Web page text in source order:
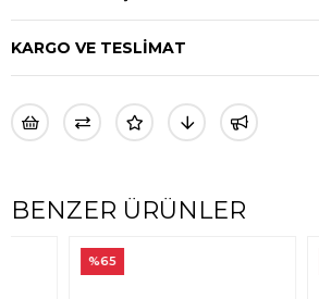
KARGO VE TESLİMAT
BENZER ÜRÜNLER